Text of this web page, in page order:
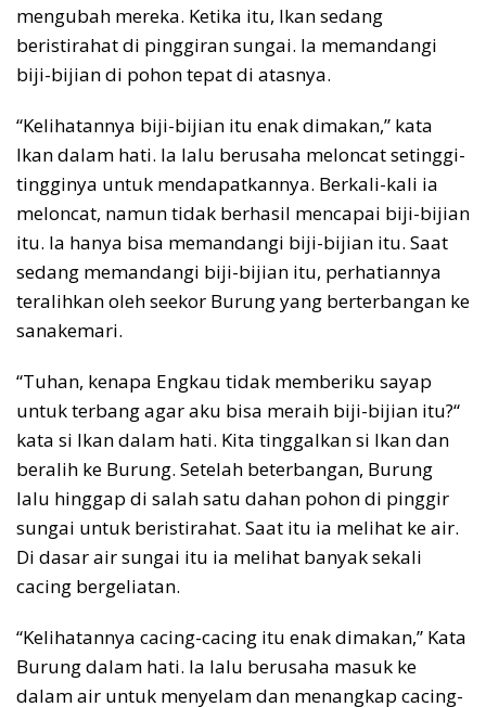
mengubah mereka. Ketika itu, Ikan sedang
beristirahat di pinggiran sungai. Ia memandangi
biji-bijian di pohon tepat di atasnya.
“Kelihatannya biji-bijian itu enak dimakan,” kata
Ikan dalam hati. Ia lalu berusaha meloncat setinggi-
tingginya untuk mendapatkannya. Berkali-kali ia
meloncat, namun tidak berhasil mencapai biji-bijian
itu. Ia hanya bisa memandangi biji-bijian itu. Saat
sedang memandangi biji-bijian itu, perhatiannya
teralihkan oleh seekor Burung yang berterbangan ke
sanakemari.
“Tuhan, kenapa Engkau tidak memberiku sayap
untuk terbang agar aku bisa meraih biji-bijian itu?“
kata si Ikan dalam hati. Kita tinggalkan si Ikan dan
beralih ke Burung. Setelah beterbangan, Burung
lalu hinggap di salah satu dahan pohon di pinggir
sungai untuk beristirahat. Saat itu ia melihat ke air.
Di dasar air sungai itu ia melihat banyak sekali
cacing bergeliatan.
“Kelihatannya cacing-cacing itu enak dimakan,” Kata
Burung dalam hati. Ia lalu berusaha masuk ke
dalam air untuk menyelam dan menangkap cacing-